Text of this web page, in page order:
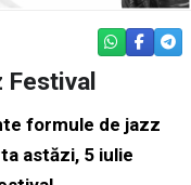
WHATSAPP
formule de jazz
astăzi, 5 iulie